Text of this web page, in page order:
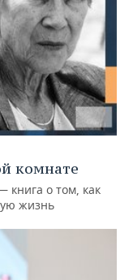
комнате
книга о том, как
жизнь